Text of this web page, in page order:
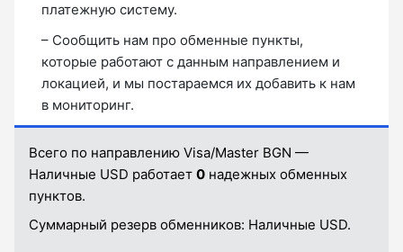
платежную систему.
– Сообщить нам про обменные пункты,
которые работают с данным направлением и
локацией, и мы постараемся их добавить к нам
в мониторинг.
Всего по направлению Visa/Master BGN —
Наличные USD работает 0 надежных обменных
пунктов.
Суммарный резерв обменников: Наличные USD.